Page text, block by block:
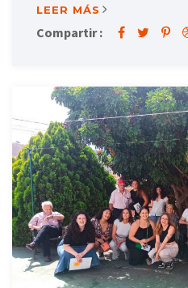
LEER MÁS
Compartir :